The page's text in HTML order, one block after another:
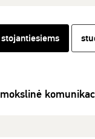
stojantiesiems
mokslinė